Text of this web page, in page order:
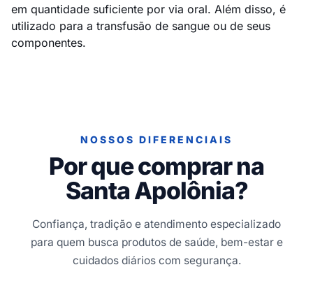
em quantidade suficiente por via oral. Além disso, é
utilizado para a transfusão de sangue ou de seus
componentes.
NOSSOS DIFERENCIAIS
Por que comprar na
Santa Apolônia?
Confiança, tradição e atendimento especializado
para quem busca produtos de saúde, bem-estar e
cuidados diários com segurança.